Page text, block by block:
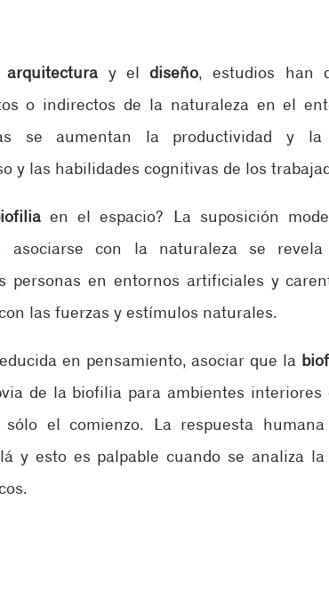
arquitectura y el diseño, estudios han
o indirectos de la naturaleza en el
se aumentan la productividad y la
y las habilidades cognitivas de los
en el espacio? La suposición
asociarse con la naturaleza se
personas en entornos artificiales y
las fuerzas y estímulos naturales.
en pensamiento, asociar que la
el comienzo. La respuesta
y esto es palpable cuando se analiza